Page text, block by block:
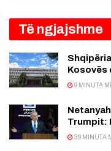
Të ngjajshme
Kosovës
9 MINUTA
Trumpit:
39 MINUTA